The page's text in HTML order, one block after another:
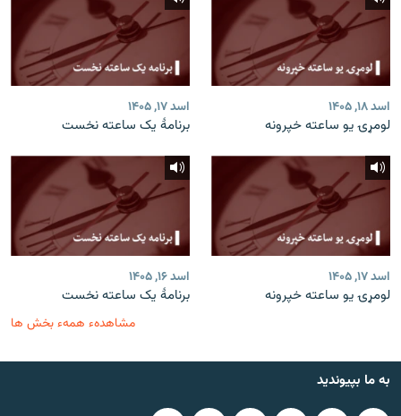
اسد ۱۸, ۱۴۰۵
لومړۍ یو ساعته خپرونه
اسد ۱۷, ۱۴۰۵
برنامۀ یک ساعته نخست
اسد ۱۷, ۱۴۰۵
لومړۍ یو ساعته خپرونه
اسد ۱۶, ۱۴۰۵
برنامۀ یک ساعته نخست
مشاهدهء همهء بخش ها
به ما بپیوندید